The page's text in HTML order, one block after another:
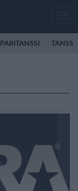
PARITANSSI TANSSI